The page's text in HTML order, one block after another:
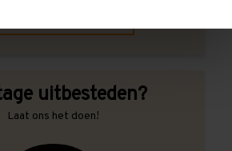
uitbesteden?
Laat ons het doen!